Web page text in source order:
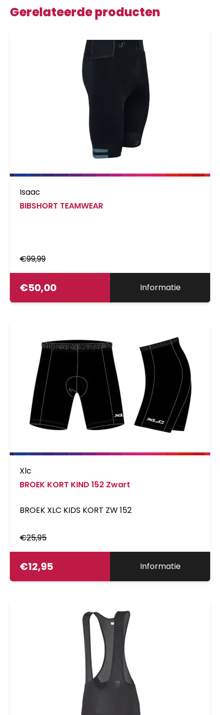
Gerelateerde producten
Isaac
BIBSHORT TEAMWEAR
€99,99
€50,00 Informatie
Xlc
BROEK KORT KIND 152 Zwart
BROEK XLC KIDS KORT ZW 152
€25,95
€12,95 Informatie